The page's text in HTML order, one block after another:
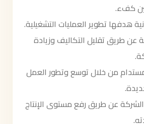
كفء.
هدفها تطوير العمليات التشغيلية.
عن طريق تقليل التكاليف وزيادة
من خلال توسع وتطور العمل
عن طريق رفع مستوى الإنتاج